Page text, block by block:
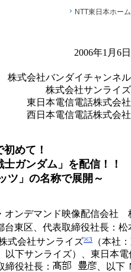
NTT東日本ホーム
2006年1月6日
株式会社バンダイチャンネル
株式会社サンライズ
東日本電信電話株式会社
西日本電信電話株式会社
めて！
ガンダム」を配信！！
ツ」の名称で展開～
オンデマンド映像配信会社
台東区、代表取締役社長：
式会社サンライズ※3
（本社
下サンライズ）、東日本電
役社長：
、以下